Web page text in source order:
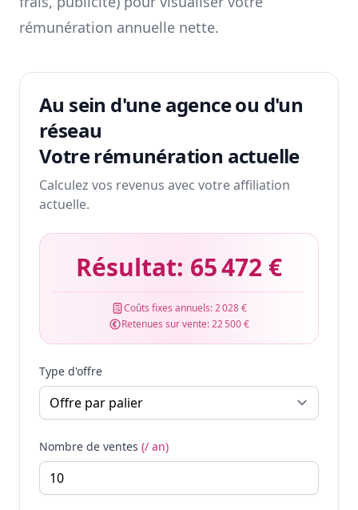
rémunération annuelle nette.
Au sein d'une agence ou d'un
réseau
Votre rémunération actuelle
Calculez vos revenus avec votre affiliation
actuelle.
Résultat: 65 472 €
Coûts fixes annuels:2 028 €
Retenues sur vente:22 500 €
Type d'offre
Nombre de ventes (/ an)